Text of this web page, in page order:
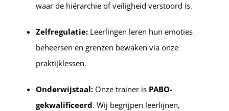
waar de hiërarchie of veiligheid verstoord is.
Zelfregulatie:Leerlingen leren hun emoties
beheersen en grenzen bewaken via onze
praktijklessen.
Onderwijstaal:Onze trainer is PABO-
gekwalificeerd. Wij begrijpen leerlijnen,